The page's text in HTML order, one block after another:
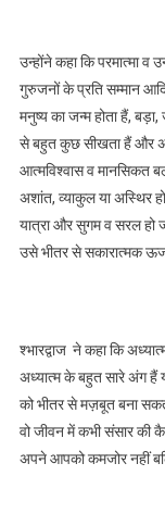
उन्होंने कहा कि परमात्मा व
गुरुजनों के प्रति सम्मान
मनुष्य का जन्म होता हैं,
से बहुत कुछ सीखता हैं और
आत्मविश्वास व मानसिकत
अशांत, व्याकुल या अस्थिर
यात्रा और सुगम व सरल हो
उसे भीतर से सकारात्मक
श्भारद्वाज ने कहा कि
अध्यात्म के बहुत सारे अंग हैं
को भीतर से मज़बूत बना
वो जीवन में कभी संसार की
अपने आपको कमजोर नहीं